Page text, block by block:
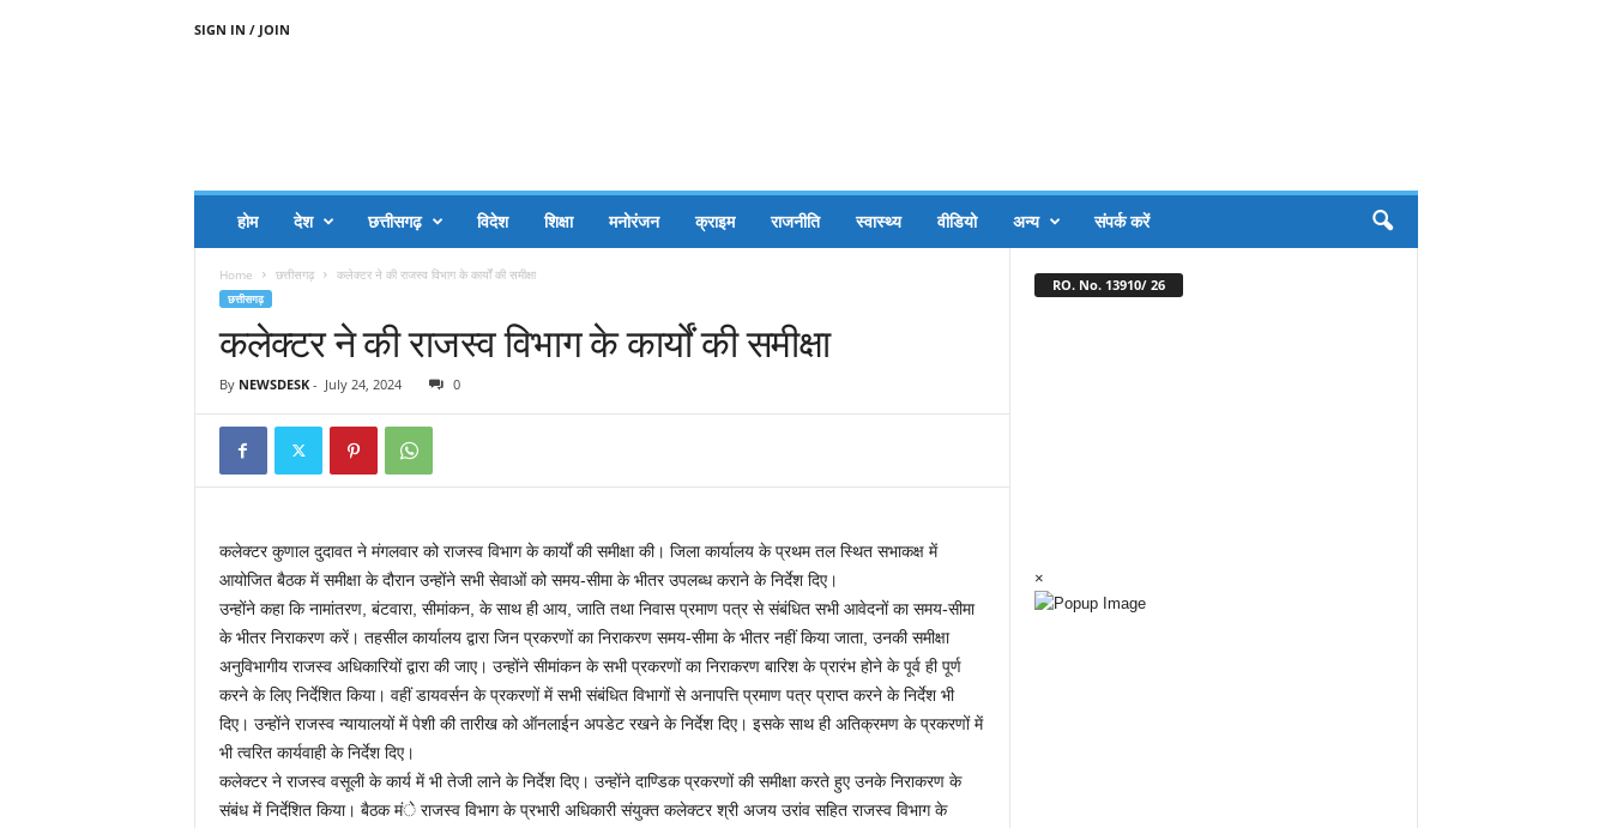
SIGN IN / JOIN
होम देश छत्तीसगढ़ विदेश शिक्षा मनोरंजन क्राइम राजनीति स्वास्थ्य वीडियो अन्य संपर्क करें
Home छत्तीसगढ़ कलेक्टर ने की राजस्व विभाग के कार्यों की समीक्षा
छत्तीसगढ़
कलेक्टर ने की राजस्व विभाग के कार्यों की समीक्षा
By NEWSDESK- July 24, 2024 0
कलेक्टर कुणाल दुदावत ने मंगलवार को राजस्व विभाग के कार्यों की समीक्षा की। जिला कार्यालय के प्रथम तल स्थित सभाकक्ष में
आयोजित बैठक में समीक्षा के दौरान उन्होंने सभी सेवाओं को समय-सीमा के भीतर उपलब्ध कराने के निर्देश दिए।
उन्होंने कहा कि नामांतरण, बंटवारा, सीमांकन, के साथ ही आय, जाति तथा निवास प्रमाण पत्र से संबंधित सभी आवेदनों का समय-सीमा
के भीतर निराकरण करें। तहसील कार्यालय द्वारा जिन प्रकरणों का निराकरण समय-सीमा के भीतर नहीं किया जाता, उनकी समीक्षा
अनुविभागीय राजस्व अधिकारियों द्वारा की जाए। उन्होंने सीमांकन के सभी प्रकरणों का निराकरण बारिश के प्रारंभ होने के पूर्व ही पूर्ण
करने के लिए निर्देशित किया। वहीं डायवर्सन के प्रकरणों में सभी संबंधित विभागों से अनापत्ति प्रमाण पत्र प्राप्त करने के निर्देश भी
दिए। उन्होंने राजस्व न्यायालयों में पेशी की तारीख को ऑनलाईन अपडेट रखने के निर्देश दिए। इसके साथ ही अतिक्रमण के प्रकरणों में
भी त्वरित कार्यवाही के निर्देश दिए।
कलेक्टर ने राजस्व वसूली के कार्य में भी तेजी लाने के निर्देश दिए। उन्होंने दाण्डिक प्रकरणों की समीक्षा करते हुए उनके निराकरण के
संबंध में निर्देशित किया। बैठक मंे राजस्व विभाग के प्रभारी अधिकारी संयुक्त कलेक्टर श्री अजय उरांव सहित राजस्व विभाग के
RO. No. 13910/ 26
×